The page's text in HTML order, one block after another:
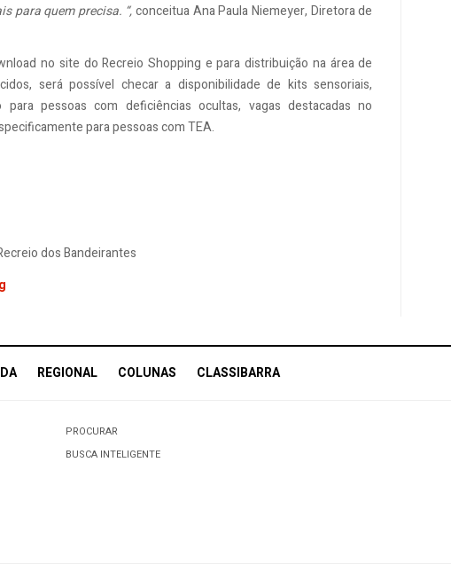
para quem precisa. “,conceitua Ana Paula Niemeyer, Diretora de
no site do Recreio Shopping e para distribuição na área de
será possível checar a disponibilidade de kits sensoriais,
pessoas com deficiências ocultas, vagas destacadas no
para pessoas com TEA.
dos Bandeirantes
REGIONAL COLUNAS CLASSIBARRA
PROCURAR
BUSCA INTELIGENTE